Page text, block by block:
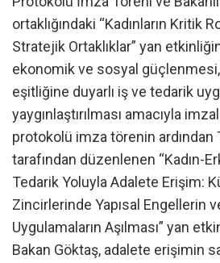
ortaklığındaki “Kadınların Kritik
Stratejik Ortaklıklar” yan
ekonomik ve sosyal güçlenmesi,
eşitliğine duyarlı iş ve tedarik
yaygınlaştırılması amacıyla
protokolü imza törenin ardından
tarafından düzenlenen “Kadın-
Tedarik Yoluyla Adalete Erişim:
Zincirlerinde Yapısal Engellerin
Uygulamaların Aşılması” yan
Bakan Göktaş, adalete erişimin